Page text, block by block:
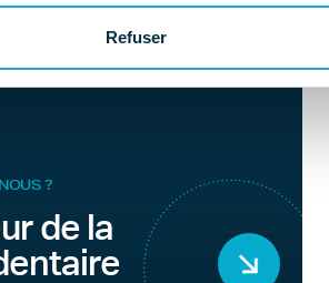
Refuser
?
de la